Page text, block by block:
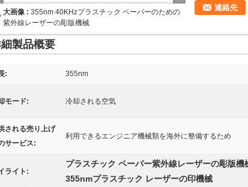
大画像 : 355nm 40KHzプラスチック ペーパーのための
紫外線レーザーの彫版機械
連絡先
製品概要
: 355nm
モード: 冷却される空気
される売り上げ
サービス:
利用できるエンジニア機械類を海外に整備するため
ライト:
プラスチック ペーパー紫外線レーザーの彫版機
355nmプラスチック レーザーの印機械